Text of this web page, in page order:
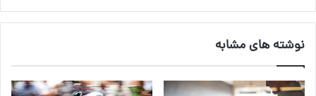
نوشته های مشابه